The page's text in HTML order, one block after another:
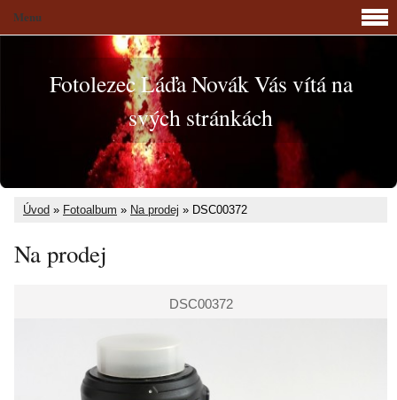
Fotolezec Láďa Novák Vás vítá na
svých stránkách
Úvod » Fotoalbum » Na prodej » DSC00372
Na prodej
DSC00372
Menu